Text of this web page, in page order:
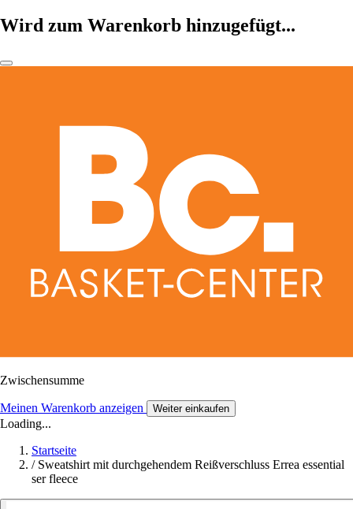
Wird zum Warenkorb hinzugefügt...
Zwischensumme
Meinen Warenkorb anzeigen Weiter einkaufen
Loading...
Startseite
/ Sweatshirt mit durchgehendem Reißverschluss Errea essential
ser fleece